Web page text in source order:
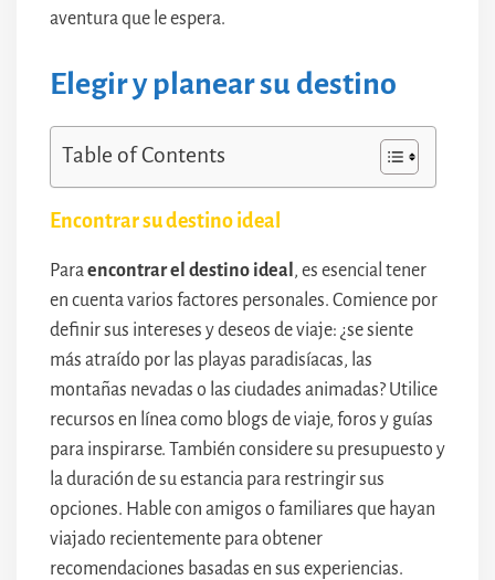
aventura que le espera.
Elegir y planear su destino
Table of Contents
Encontrar su destino ideal
Paraencontrar el destino ideal , es esencial tener
en cuenta varios factores personales. Comience por
definir sus intereses y deseos de viaje: ¿se siente
más atraído por las playas paradisíacas, las
montañas nevadas o las ciudades animadas? Utilice
recursos en línea como blogs de viaje, foros y guías
para inspirarse. También considere su presupuesto y
la duración de su estancia para restringir sus
opciones. Hable con amigos o familiares que hayan
viajado recientemente para obtener
recomendaciones basadas en sus experiencias.